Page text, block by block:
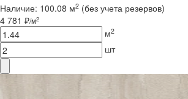
Наличие: 100.08 м2 (без учета резервов)
4 781 ₽/м2
м2
шт